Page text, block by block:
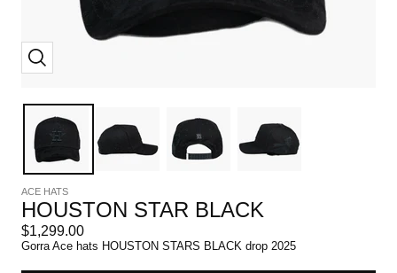
Zoom
ACE HATS
HOUSTON STAR BLACK
Precio
de
$1,299.00
Gorra Ace hats HOUSTON STARS BLACK drop 2025